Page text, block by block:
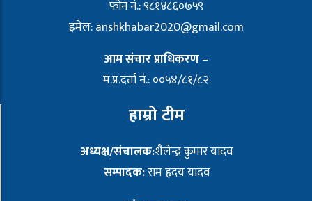
फोन नं.: ९८१४८६०७५९
इमेल:anshkhabar2020@gmail.com
आम संचार प्राधिकरण–
म.प्र.दर्ता नं.: ००५४/८१/८२
हाम्रो टीम
अध्यक्ष/संचालक:शैलेन्द्र कुमार यादव
सम्पादक:राम हृदय यादव